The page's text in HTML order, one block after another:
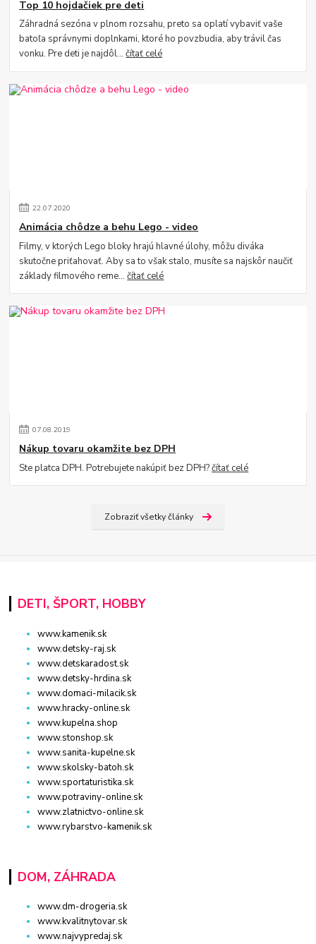
Top 10 hojdačiek pre deti
Záhradná sezóna v plnom rozsahu, preto sa oplatí vybaviť vaše
batoľa správnymi doplnkami, ktoré ho povzbudia, aby trávil čas
vonku. Pre deti je najdôl...čítať celé
22.07.2020
Animácia chôdze a behu Lego - video
Filmy, v ktorých Lego bloky hrajú hlavné úlohy, môžu diváka
skutočne priťahovať. Aby sa to však stalo, musíte sa najskôr naučiť
základy filmového reme...čítať celé
07.08.2019
Nákup tovaru okamžite bez DPH
Ste platca DPH. Potrebujete nakúpiť bez DPH?čítať celé
Zobraziť všetky články
DETI, ŠPORT, HOBBY
www.kamenik.sk
www.detsky-raj.sk
www.detskaradost.sk
www.detsky-hrdina.sk
www.domaci-milacik.sk
www.hracky-online.sk
www.kupelna.shop
www.stonshop.sk
www.sanita-kupelne.sk
www.skolsky-batoh.sk
www.sportaturistika.sk
www.potraviny-online.sk
www.zlatnictvo-online.sk
www.rybarstvo-kamenik.sk
DOM, ZÁHRADA
www.dm-drogeria.sk
www.kvalitnytovar.sk
www.najvypredaj.sk